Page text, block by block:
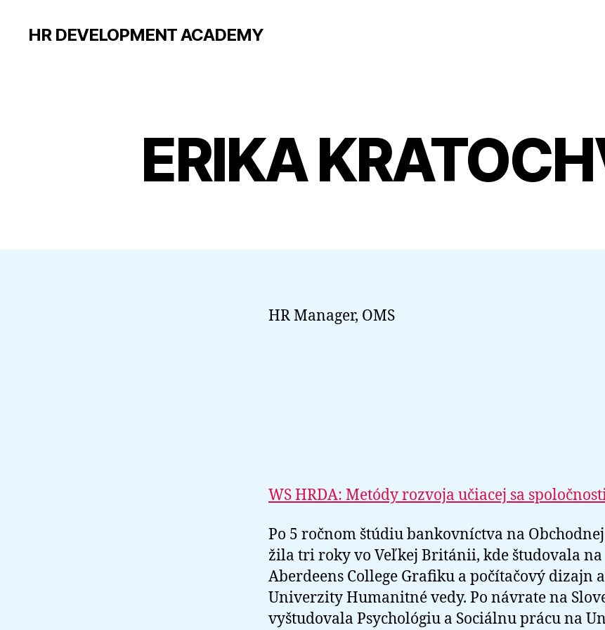
HR DEVELOPMENT ACADEMY
ERIKA
HR Manager, OMS
WS HRDA: Metódy rozvoja učiacej sa
Po 5 ročnom štúdiu bankovníctva na
žila tri roky vo Veľkej Británii, kde študovala na
Aberdeens College Grafiku a počítačový dizajn
Univerzity Humanitné vedy. Po návrate na
vyštudovala Psychológiu a Sociálnu prácu na